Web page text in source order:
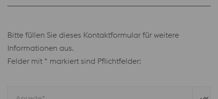
Bitte füllen Sie dieses Kontaktformular für weitere
Informationen aus.
Felder mit * markiert sind Pflichtfelder: